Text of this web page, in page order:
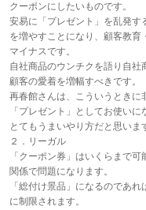
クーポンにしたいものです。
安易に「プレゼント」を乱発す
を増やすことになり、顧客教育
マイナスです。
自社商品のウンチクを語り自社
顧客の愛着を増幅すべきです。
再春館さんは、こういうときに
「プレゼント」としてお使いに
とてもうまいやり方だと思いま
２．リーガル
「クーポン券」はいくらまで
関係で問題になります。
「総付け景品」になるのであ
に制限されます。